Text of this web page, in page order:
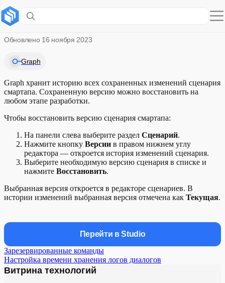
История изменений сценария
Обновлено 16 ноября 2023
Graph
Graph хранит историю всех сохраненных изменений сценария
смартапа. Сохраненную версию можно восстановить на
любом этапе разработки.
Чтобы восстановить версию сценария смартапа:
На панели слева выберите раздел Сценарий.
Нажмите кнопку Версии в правом нижнем углу
редактора — откроется история изменений сценария.
Выберите необходимую версию сценария в списке и
нажмите Восстановить.
Выбранная версия откроется в редакторе сценариев. В
истории изменений выбранная версия отмечена как Текущая.
Перейти в Studio
Зарезервированные команды
Настройка времени хранения логов диалогов
Витрина технологий